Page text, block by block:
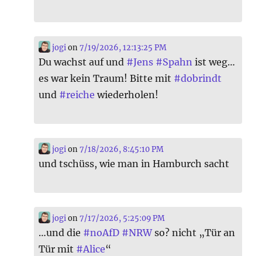
jogion7/19/2026, 12:13:25 PM
Du wachst auf und #Jens #Spahn ist weg…
es war kein Traum! Bitte mit #dobrindt
und #reiche wiederholen!
jogion7/18/2026, 8:45:10 PM
und tschüss, wie man in Hamburch sacht
jogion7/17/2026, 5:25:09 PM
…und die #noAfD #NRWso? nicht „Tür an
Tür mit #Alice“